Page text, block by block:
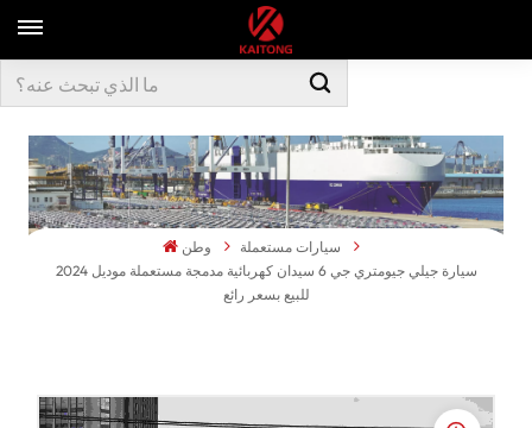
وطن
سيارات مستعملة
سيارة جيلي جيومتري جي 6 سيدان كهربائية مدمجة مستعملة موديل 2024
للبيع بسعر رائع